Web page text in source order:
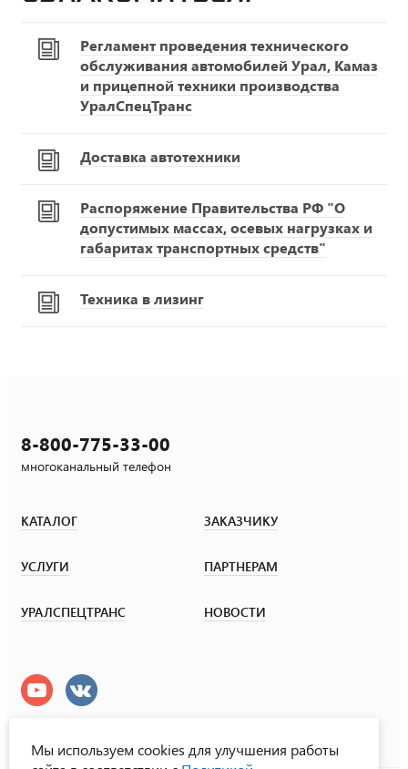
Регламент проведения технического
обслуживания автомобилей Урал, Камаз
и прицепной техники производства
УралСпецТранс
Доставка автотехники
Распоряжение Правительства РФ "О
допустимых массах, осевых нагрузках и
габаритах транспортных средств"
Техника в лизинг
8-800-775-33-00
многоканальный телефон
КАТАЛОГ ЗАКАЗЧИКУ
УСЛУГИ ПАРТНЕРАМ
УРАЛСПЕЦТРАНС НОВОСТИ
Мы используем cookies для улучшения работы